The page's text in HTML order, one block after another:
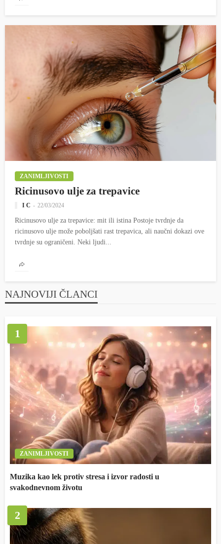
ZANIMLJIVOSTI
Ricinusovo ulje za trepavice
I C 22/03/2024
Ricinusovo ulje za trepavice: mit ili istina Postoje tvrdnje da
ricinusovo ulje može poboljšati rast trepavica, ali naučni dokazi ove
tvrdnje su ograničeni. Neki ljudi...
NAJNOVIJI ČLANCI
1
ZANIMLJIVOSTI
Muzika kao lek protiv stresa i izvor radosti u
svakodnevnom životu
2